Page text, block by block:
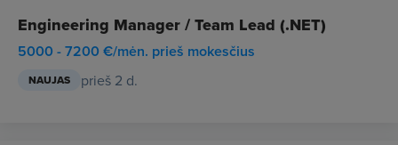
Engineering Manager / Team Lead (.NET)
5000 - 7200 €/mėn. prieš mokesčius
NAUJAS prieš 2 d.